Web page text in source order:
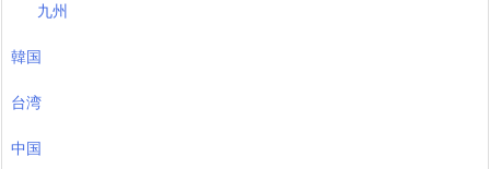
九州
韓国
台湾
中国